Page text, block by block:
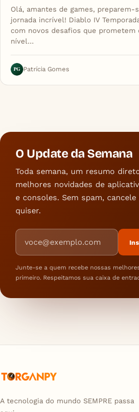
Olá, amantes de games, preparem-
jornada incrível! Diablo IV
com novos desafios que prometem
nível…
PG Patrícia Gomes
O Update da Semana
Toda semana, um resumo
melhores novidades de
e consoles. Sem spam, cancele
quiser.
Endereço de e-mail
Junte-se a quem recebe nossas
primeiro. Respeitamos sua caixa de
A tecnologia do mundo SEMPRE passa